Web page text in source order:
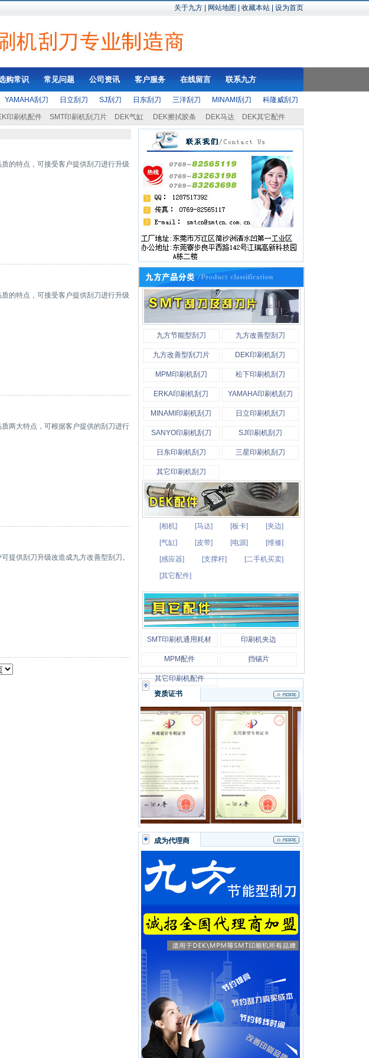
关于九方 网站地图 收藏本站 设为首页
购常识 常见问题 公司资讯 客户服务 在线留言 联系九方
YAMAHA刮刀 日立刮刀 SJ刮刀 日东刮刀 三洋刮刀 MINAMI刮刀 科隆威刮刀
印刷机配件 SMT印刷机刮刀片 DEK气缸 DEK擦拭胶条 DEK马达 DEK其它配件
的特点，可接受客户提供刮刀进行升级
的特点，可接受客户提供刮刀进行升级
两大特点，可根据客户提供的刮刀进行
提供刮刀升级改造成九方改善型刮刀。
九方节能型刮刀 九方改善型刮刀
九方改善型刮刀片 DEK印刷机刮刀
MPM印刷机刮刀 松下印刷机刮刀
ERKA印刷机刮刀 YAMAHA印刷机刮刀
MINAMI印刷机刮刀 日立印刷机刮刀
SANYO印刷机刮刀 SJ印刷机刮刀
日东印刷机刮刀 三星印刷机刮刀
其它印刷机刮刀
[相机] [马达] [板卡]
[夹边]
[气缸]
[皮带] [电源]
[维修]
[感应器]
[支撑杆]
[二手机买卖]
[其它配件]
SMT印刷机通用耗材 印刷机夹边
MPM配件 挡锡片
其它印刷机配件
资质证书
成为代理商